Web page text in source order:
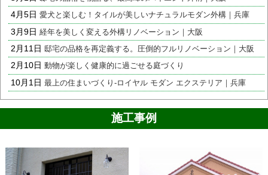
4月5日愛犬と楽しむ！タイルが美しいナチュラルモダン外構｜兵庫
3月9日経年を美しく変える外構リノベーション｜大阪
2月11日 邸宅の品格を再定義する。圧倒的フルリノベーション｜大阪
2月10日動物が楽しく健康的に過ごせる庭づくり
10月1日最上の住まいづくり-ロイヤル モダン エクステリア｜兵庫
施工事例